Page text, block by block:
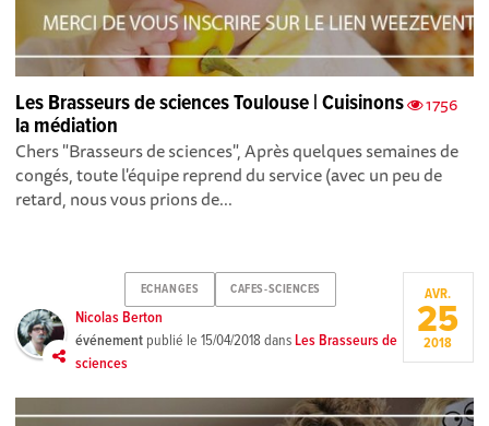
1756
Les Brasseurs de sciences Toulouse | Cuisinons
la médiation
Chers "Brasseurs de sciences", Après quelques semaines de
congés, toute l'équipe reprend du service (avec un peu de
retard, nous vous prions de...
ECHANGES CAFES-SCIENCES
Nicolas Berton
événement publié le15/04/2018 dansLes Brasseurs de
sciences
AVR.
25
2018